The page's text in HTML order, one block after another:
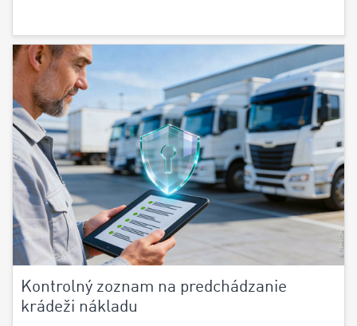
Kontrolný zoznam na predchádzanie
krádeži nákladu